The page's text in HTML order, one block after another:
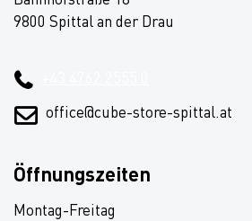
9800 Spittal an der Drau
office@cube-store-spittal.at
Öffnungszeiten
Montag-Freitag